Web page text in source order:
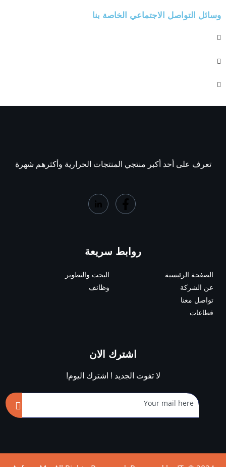
وسائل التواصل الاجتماعي الخاصة بنا
تعرف على أحد أكبر منتجي المنتجات الحرارية وأكثرهم شهرة
روابط سريعة
الصفحة الرئيسية
عن الشركة
تواصل معنا
قطاعات
البحث والتطوير
وظائف
اشترك الان
لا تفوت الجديد ! اشترك اليوم!